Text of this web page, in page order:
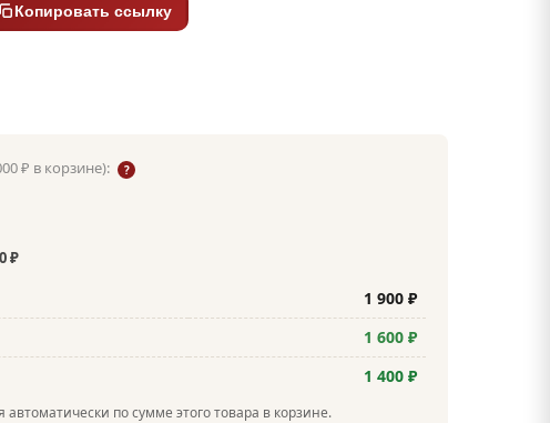
Копировать ссылку
₽ в корзине): ?
₽
1 900 ₽
1 600 ₽
1 400 ₽
автоматически по сумме этого товара в корзине.